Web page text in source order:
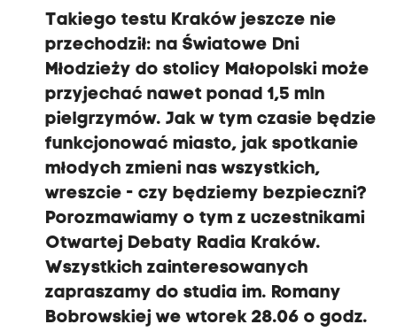
Takiego testu Kraków jeszcze nie
przechodził: na Światowe Dni
Młodzieży do stolicy Małopolski może
przyjechać nawet ponad 1,5 mln
pielgrzymów. Jak w tym czasie będzie
funkcjonować miasto, jak spotkanie
młodych zmieni nas wszystkich,
wreszcie - czy będziemy bezpieczni?
Porozmawiamy o tym z uczestnikami
Otwartej Debaty Radia Kraków.
Wszystkich zainteresowanych
zapraszamy do studia im. Romany
Bobrowskiej we wtorek 28.06 o godz.